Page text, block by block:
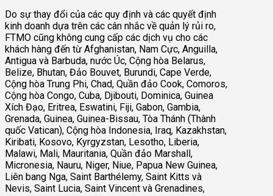
Do sự thay đổi của các quy định và các quyết định
kinh doanh dựa trên các cân nhắc về quản lý rủi ro,
FTMO cũng không cung cấp các dịch vụ cho các
khách hàng đến từ Afghanistan, Nam Cực, Anguilla,
Antigua và Barbuda, nước Úc, Cộng hòa Belarus,
Belize, Bhutan, Đảo Bouvet, Burundi, Cape Verde,
Cộng hòa Trung Phi, Chad, Quần đảo Cook, Comoros,
Cộng hòa Congo, Cuba, Djibouti, Dominica, Guinea
Xích Đạo, Eritrea, Eswatini, Fiji, Gabon, Gambia,
Grenada, Guinea, Guinea-Bissau, Tòa Thánh (Thành
quốc Vatican), Cộng hòa Indonesia, Iraq, Kazakhstan,
Kiribati, Kosovo, Kyrgyzstan, Lesotho, Liberia,
Malawi, Mali, Mauritania, Quần đảo Marshall,
Micronesia, Nauru, Niger, Niue, Papua New Guinea,
Liên bang Nga, Saint Barthélemy, Saint Kitts và
Nevis, Saint Lucia, Saint Vincent và Grenadines,